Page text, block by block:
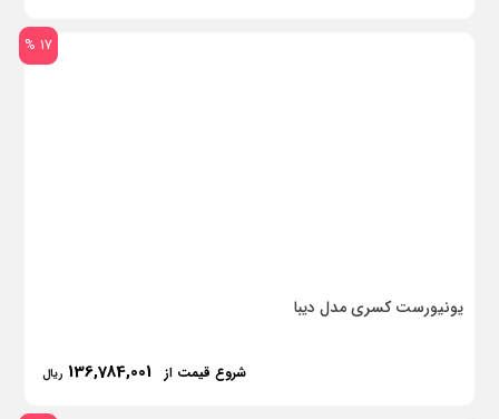
17 %
یونیورست کسری مدل دیبا
شروع قیمت از 136,784,001 ریال